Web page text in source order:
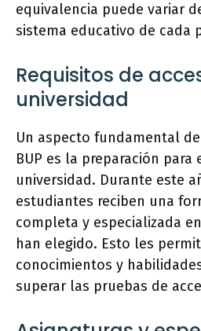
equivalencia puede variar
sistema educativo de cada
Requisitos de
universidad
Un aspecto fundamental
BUP es la preparación para
universidad. Durante este
estudiantes reciben una
completa y especializada
han elegido. Esto les
conocimientos y
superar las pruebas de